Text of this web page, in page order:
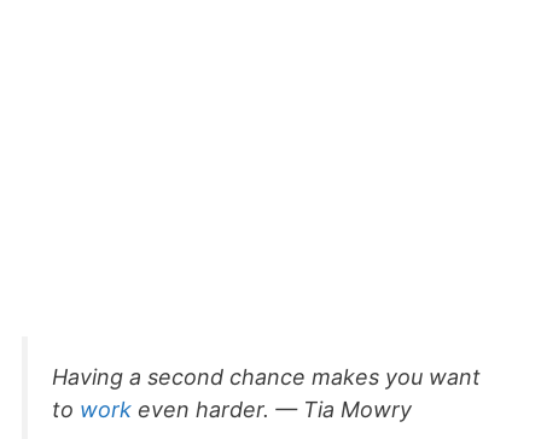
Having a second chance makes you want
to work even harder. — Tia Mowry